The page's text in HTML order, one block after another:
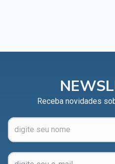
Receba novidades